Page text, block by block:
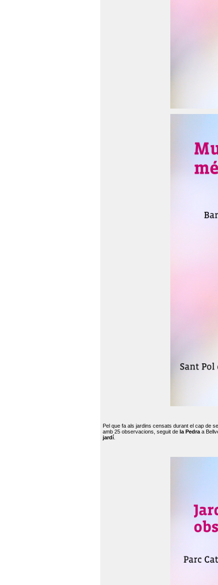
Pel que fa als jardins censats durant el cap de
amb 25 observacions, seguit de la Pedra a
jardí